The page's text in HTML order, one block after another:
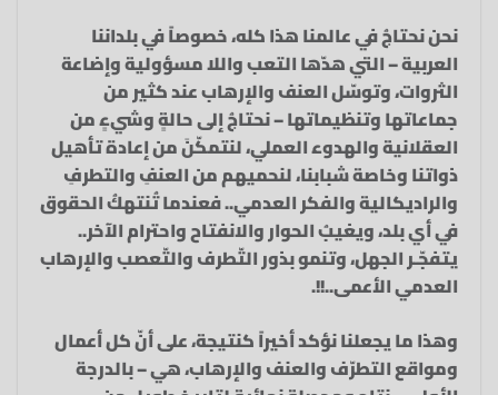
نحن نحتاجُ في عالمنا هذا كله، خصوصاً في بلداننا
العربية – التي هدّها التعب واللا مسؤولية وإضاعة
الثروات، وتوسّل العنف والإرهاب عند كثير من
جماعاتها وتنظيماتها – نحتاجُ إلى حالةٍ وشيءٍ من
العقلانية والهدوء العملي، لنتمكّنَ من إعادة تأهيل
ذواتنا وخاصة شبابنا، لنحميهم من العنفِ والتطرفِ
والراديكالية والفكر العدمي.. فعندما تُنتهكُ الحقوق
في أي بلد، ويغيبُ الحوار والانفتاح واحترام الآخر..
يتفجّـر الجهل، وتنمو بذور التّطرف والتّعصب والإرهاب
العدمي الأعمى..!!.
وهذا ما يجعلنا نؤكد أخيراً كنتيجة، على أنّ كل أعمال
ومواقع التطرّف والعنف والإرهاب، هي – بالدرجة